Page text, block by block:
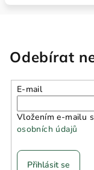
Odebírat
E-mail
Vložením e-mailu
osobních údajů
Přihlásit se